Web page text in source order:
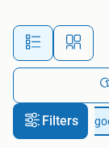
Filters
Zakelijke